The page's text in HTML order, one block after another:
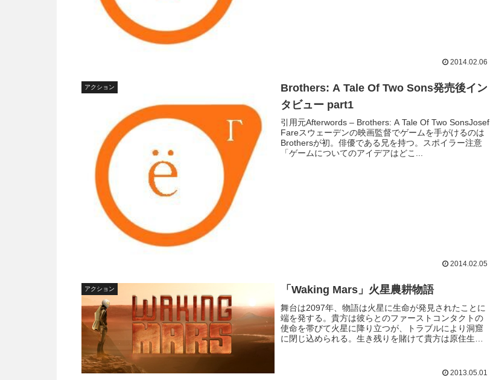
2014.02.06
アクション
Brothers: A Tale Of Two Sons発売後イン
タビュー part1
引用元Afterwords – Brothers: A Tale Of Two SonsJosef
Fareスウェーデンの映画監督でゲームを手がけるのは
Brothersが初。俳優である兄を持つ。スポイラー注意
「ゲームについてのアイデアはどこ...
2014.02.05
アクション 「Waking Mars」火星農耕物語
舞台は2097年、物語は火星に生命が発見されたことに
端を発する。貴方は彼らとのファーストコンタクトの
使命を帯びて火星に降り立つが、トラブルにより洞窟
に閉じ込められる。生き残りを賭けて貴方は原住生物
2013.05.01